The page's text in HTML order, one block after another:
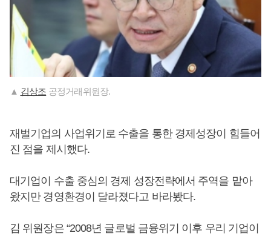
▲ 김상조 공정거래위원장.
재벌기업의 사업위기로 수출을 통한 경제성장이 힘들어
진 점을 제시했다.
대기업이 수출 중심의 경제 성장전략에서 주역을 맡아
왔지만 경영환경이 달라졌다고 바라봤다.
김 위원장은 “2008년 글로벌 금융위기 이후 우리 기업이